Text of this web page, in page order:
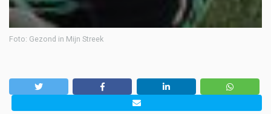
Foto: Gezond in Mijn Streek